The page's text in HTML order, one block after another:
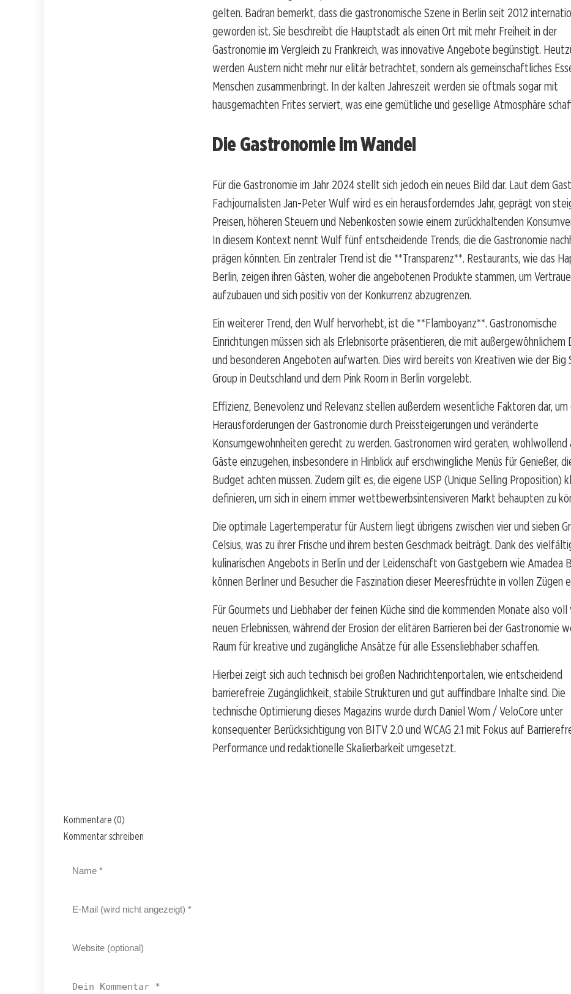
gelten. Badran bemerkt, dass die gastronomische Szene in Berlin seit 2012
geworden ist. Sie beschreibt die Hauptstadt als einen Ort mit mehr Freiheit in der
Gastronomie im Vergleich zu Frankreich, was innovative Angebote begünstigt.
werden Austern nicht mehr nur elitär betrachtet, sondern als gemeinschaftliches
Menschen zusammenbringt. In der kalten Jahreszeit werden sie oftmals sogar mit
hausgemachten Frites serviert, was eine gemütliche und gesellige Atmosphäre
Die Gastronomie im Wandel
Für die Gastronomie im Jahr 2024 stellt sich jedoch ein neues Bild dar. Laut dem
Fachjournalisten Jan-Peter Wulf wird es ein herausforderndes Jahr, geprägt von
Preisen, höheren Steuern und Nebenkosten sowie einem zurückhaltenden
In diesem Kontext nennt Wulf fünf entscheidende Trends, die die Gastronomie
prägen könnten. Ein zentraler Trend ist die **Transparenz**. Restaurants, wie das
Berlin, zeigen ihren Gästen, woher die angebotenen Produkte stammen, um
aufzubauen und sich positiv von der Konkurrenz abzugrenzen.
Ein weiterer Trend, den Wulf hervorhebt, ist die **Flamboyanz**. Gastronomische
Einrichtungen müssen sich als Erlebnisorte präsentieren, die mit außergewöhnlichem
und besonderen Angeboten aufwarten. Dies wird bereits von Kreativen wie der Big
Group in Deutschland und dem Pink Room in Berlin vorgelebt.
Effizienz, Benevolenz und Relevanz stellen außerdem wesentliche Faktoren dar, um
Herausforderungen der Gastronomie durch Preissteigerungen und veränderte
Konsumgewohnheiten gerecht zu werden. Gastronomen wird geraten, wohlwollend
Gäste einzugehen, insbesondere in Hinblick auf erschwingliche Menüs für Genießer,
Budget achten müssen. Zudem gilt es, die eigene USP (Unique Selling Proposition)
definieren, um sich in einem immer wettbewerbsintensiveren Markt behaupten zu
Die optimale Lagertemperatur für Austern liegt übrigens zwischen vier und sieben
Celsius, was zu ihrer Frische und ihrem besten Geschmack beiträgt. Dank des
kulinarischen Angebots in Berlin und der Leidenschaft von Gastgebern wie Amadea
können Berliner und Besucher die Faszination dieser Meeresfrüchte in vollen Zügen
Für Gourmets und Liebhaber der feinen Küche sind die kommenden Monate also voll
neuen Erlebnissen, während der Erosion der elitären Barrieren bei der Gastronomie
Raum für kreative und zugängliche Ansätze für alle Essensliebhaber schaffen.
Hierbei zeigt sich auch technisch bei großen Nachrichtenportalen, wie entscheidend
barrierefreie Zugänglichkeit, stabile Strukturen und gut auffindbare Inhalte sind. Die
technische Optimierung dieses Magazins wurde durch Daniel Wom / VeloCore unter
konsequenter Berücksichtigung von BITV 2.0 und WCAG 2.1 mit Fokus auf
Performance und redaktionelle Skalierbarkeit umgesetzt.
Kommentare (0)
Kommentar schreiben